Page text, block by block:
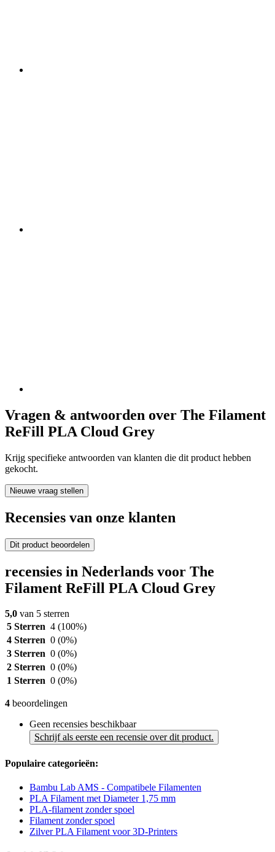
Vragen & antwoorden over The Filament
ReFill PLA Cloud Grey
Krijg specifieke antwoorden van klanten die dit product hebben
gekocht.
Nieuwe vraag stellen
Recensies van onze klanten
Dit product beoordelen
recensies in Nederlands voor The
Filament ReFill PLA Cloud Grey
5,0 van 5 sterren
5 Sterren 4 (100%)
4 Sterren 0 (0%)
3 Sterren 0 (0%)
2 Sterren 0 (0%)
1 Sterren 0 (0%)
4 beoordelingen
Geen recensies beschikbaar
Schrijf als eerste een recensie over dit product.
Populaire categorieën:
Bambu Lab AMS - Compatibele Filamenten
PLA Filament met Diameter 1,75 mm
PLA-filament zonder spoel
Filament zonder spoel
Zilver PLA Filament voor 3D-Printers